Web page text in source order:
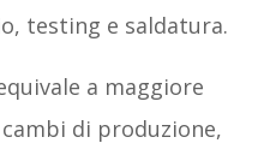
testing e saldatura.
a maggiore
di produzione,